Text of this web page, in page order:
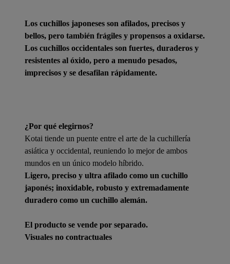
Los cuchillos japoneses son afilados, precisos y
bellos, pero también frágiles y propensos a oxidarse.
Los cuchillos occidentales son fuertes, duraderos y
resistentes al óxido, pero a menudo pesados,
imprecisos y se desafilan rápidamente.
¿Por qué elegirnos?
Kotai tiende un puente entre el arte de la cuchillería
asiática y occidental, reuniendo lo mejor de ambos
mundos en un único modelo híbrido.
Ligero, preciso y ultra afilado como un cuchillo
japonés; inoxidable, robusto y extremadamente
duradero como un cuchillo alemán.
El producto se vende por separado.
Visuales no contractuales